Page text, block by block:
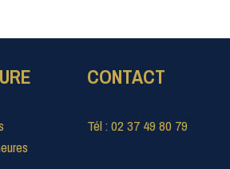
CONTACT
Tél : 02 37 49 80 79